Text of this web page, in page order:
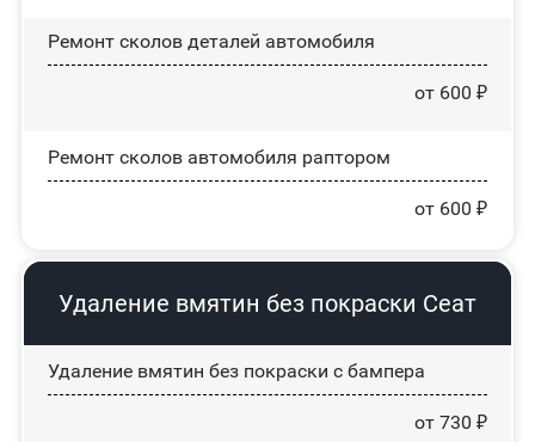
Ремонт сколов деталей автомобиля
от 600 ₽
Ремонт сколов автомобиля раптором
от 600 ₽
Удаление вмятин без покраски Сеат
Удаление вмятин без покраски с бампера
от 730 ₽